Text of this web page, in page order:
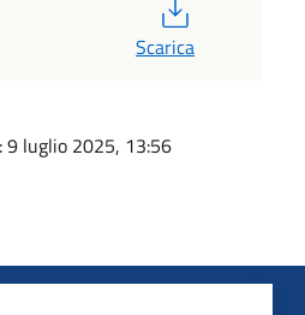
Scarica
: 9 luglio 2025, 13:56